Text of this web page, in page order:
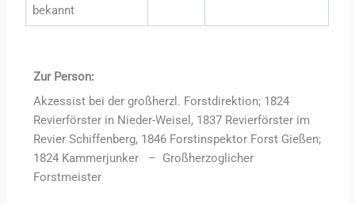
bekannt
Zur Person:
Akzessist bei der großherzl. Forstdirektion; 1824
Revierförster in Nieder-Weisel, 1837 Revierförster im
Revier Schiffenberg, 1846 Forstinspektor Forst Gießen;
1824 Kammerjunker – Großherzoglicher
Forstmeister